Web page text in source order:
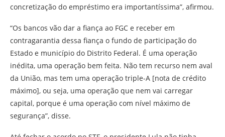
concretização do empréstimo era importantíssima”, afirmou.
“Os bancos vão dar a fiança ao FGC e receber em
contragarantia dessa fiança o fundo de participação do
Estado e município do Distrito Federal. É uma operação
inédita, uma operação bem feita. Não tem recurso nem aval
da União, mas tem uma operação triple-A [nota de crédito
máximo], ou seja, uma operação que nem vai carregar
capital, porque é uma operação com nível máximo de
segurança”, disse.